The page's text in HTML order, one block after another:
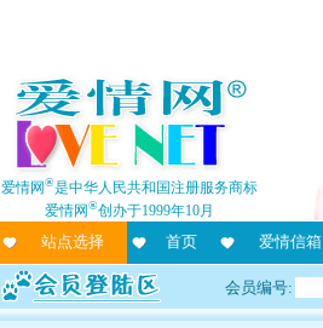
爱情网®是中华人民共和国注册服务商标
爱情网®创办于1999年10月
站点选择 首页 爱情信箱
会员编号: